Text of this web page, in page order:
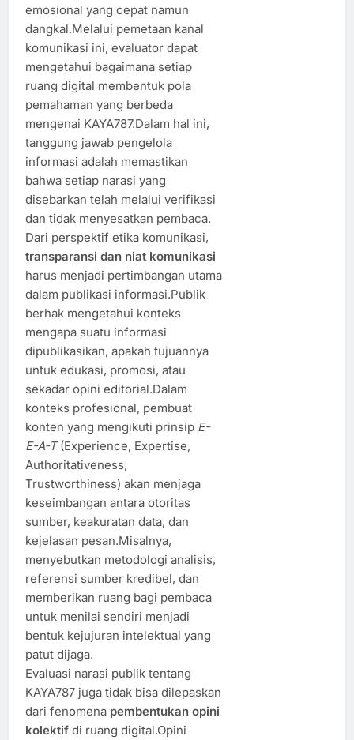
emosional yang cepat namun
dangkal.Melalui pemetaan kanal
komunikasi ini, evaluator dapat
mengetahui bagaimana setiap
ruang digital membentuk pola
pemahaman yang berbeda
mengenai KAYA787.Dalam hal ini,
tanggung jawab pengelola
informasi adalah memastikan
bahwa setiap narasi yang
disebarkan telah melalui verifikasi
dan tidak menyesatkan pembaca.
Dari perspektif etika komunikasi,
transparansi dan niat komunikasi
harus menjadi pertimbangan utama
dalam publikasi informasi.Publik
berhak mengetahui konteks
mengapa suatu informasi
dipublikasikan, apakah tujuannya
untuk edukasi, promosi, atau
sekadar opini editorial.Dalam
konteks profesional, pembuat
konten yang mengikuti prinsip E-
E-A-T(Experience, Expertise,
Authoritativeness,
Trustworthiness) akan menjaga
keseimbangan antara otoritas
sumber, keakuratan data, dan
kejelasan pesan.Misalnya,
menyebutkan metodologi analisis,
referensi sumber kredibel, dan
memberikan ruang bagi pembaca
untuk menilai sendiri menjadi
bentuk kejujuran intelektual yang
patut dijaga.
Evaluasi narasi publik tentang
KAYA787 juga tidak bisa dilepaskan
dari fenomena pembentukan opini
kolektif di ruang digital.Opini